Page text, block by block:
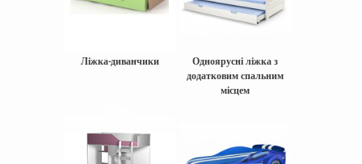
Ліжка-диванчики
Одноярусні ліжка з
додатковим спальним
місцем